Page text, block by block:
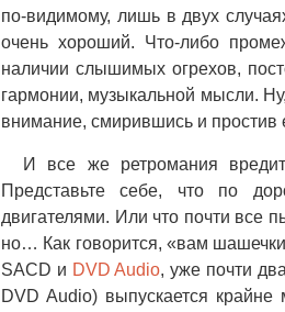
по-видимому, лишь в двух
очень хороший. Что-либо
наличии слышимых огрехов,
гармонии, музыкальной мысли.
внимание, смирившись и
И все же ретромания
Представьте себе, что по
двигателями. Или что почти все
но… Как говорится, «вам
SACD и DVD Audio, уже почти
DVD Audio) выпускается